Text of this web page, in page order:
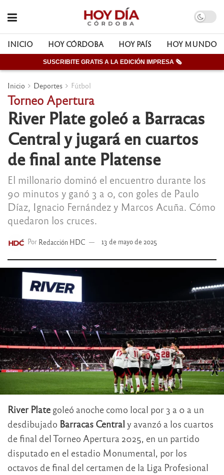
INICIO HOY CÓRDOBA HOY PAÍS HOY MUNDO
SUSCRIBITE GRATIS A LA EDICIÓN IMPRESA 🗞
Inicio Deportes Fútbol
Torneo Apertura
River Plate goleó a Barracas
Central y jugará en cuartos
de final ante Platense
El millonario dominó el encuentro durante los
90 minutos y ganó 3 a 0, con goles de Paulo
Díaz, Ignacio Fernández y Marcos Acuña. Cómo
quedaron los cruces.
Por Redacción HDC 13 de mayo de 2025
River Plate goleó anoche como local por 3 a 0 a un
desdibujado Barracas Central y avanzó a los cuartos
de final del Torneo Apertura 2025, en un partido
disputado en el estadio Monumental, por los
octavos de final del certamen de la Liga Profesional